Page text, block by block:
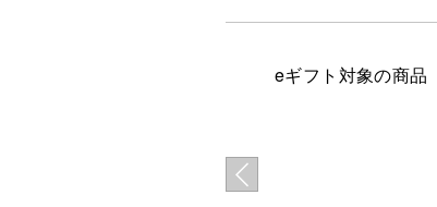
eギフト対象の商品